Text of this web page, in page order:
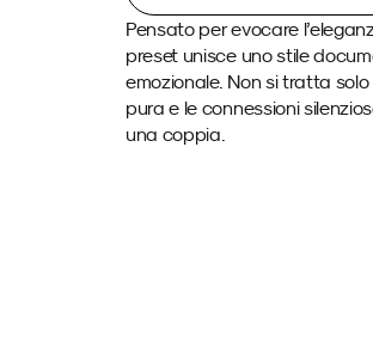
Pensato per evocare
preset unisce uno stile
emozionale. Non si tratta
pura e le connessioni
una coppia.